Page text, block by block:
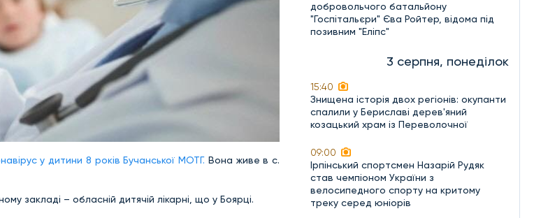
у дитини 8 років Бучанської МОТГ. Вона живе в с.
закладі – обласній дитячій лікарні, що у Боярці.
добровольчого батальйону
"Госпітальєри" Єва Ройтер, відома під
позивним "Еліпс"
3 серпня, понеділок
15:40
Знищена історія двох регіонів: окупанти
спалили у Бериславі дерев'яний
козацький храм із Переволочної
09:00
Ірпінський спортсмен Назарій Рудяк
став чемпіоном України з
велосипедного спорту на критому
треку серед юніорів